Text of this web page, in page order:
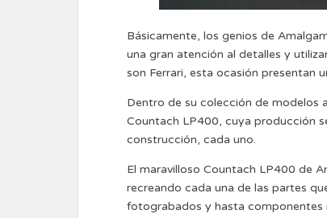
Básicamente, los genios de
una gran atención al detalles y
son Ferrari, esta ocasión presentan
Dentro de su colección de modelos
Countach LP400, cuya producción
construcción, cada uno.
El maravilloso Countach LP400 de
recreando cada una de las partes
fotograbados y hasta componentes